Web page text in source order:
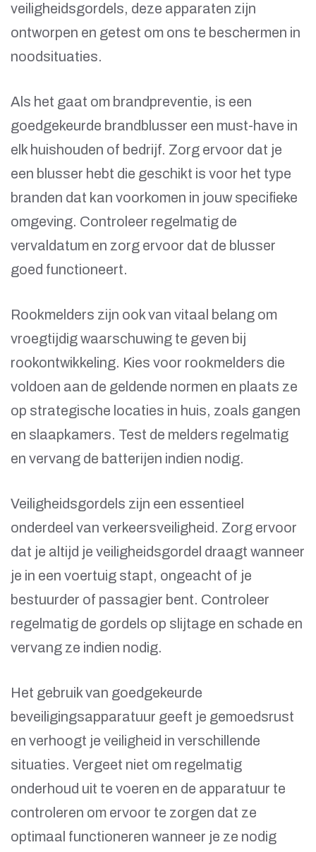
veiligheidsgordels, deze apparaten zijn
ontworpen en getest om ons te beschermen in
noodsituaties.
Als het gaat om brandpreventie, is een
goedgekeurde brandblusser een must-have in
elk huishouden of bedrijf. Zorg ervoor dat je
een blusser hebt die geschikt is voor het type
branden dat kan voorkomen in jouw specifieke
omgeving. Controleer regelmatig de
vervaldatum en zorg ervoor dat de blusser
goed functioneert.
Rookmelders zijn ook van vitaal belang om
vroegtijdig waarschuwing te geven bij
rookontwikkeling. Kies voor rookmelders die
voldoen aan de geldende normen en plaats ze
op strategische locaties in huis, zoals gangen
en slaapkamers. Test de melders regelmatig
en vervang de batterijen indien nodig.
Veiligheidsgordels zijn een essentieel
onderdeel van verkeersveiligheid. Zorg ervoor
dat je altijd je veiligheidsgordel draagt wanneer
je in een voertuig stapt, ongeacht of je
bestuurder of passagier bent. Controleer
regelmatig de gordels op slijtage en schade en
vervang ze indien nodig.
Het gebruik van goedgekeurde
beveiligingsapparatuur geeft je gemoedsrust
en verhoogt je veiligheid in verschillende
situaties. Vergeet niet om regelmatig
onderhoud uit te voeren en de apparatuur te
controleren om ervoor te zorgen dat ze
optimaal functioneren wanneer je ze nodig